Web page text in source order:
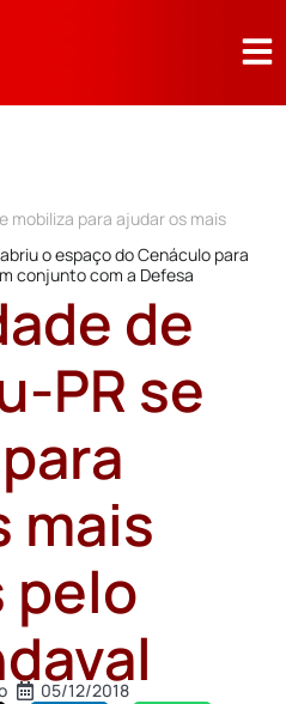
mobiliza para ajudar os mais
o espaço do Cenáculo para
conjunto com a Defesa
de
PR se
mais
pelo
05/12/2018